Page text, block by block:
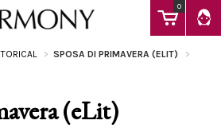
0
SPOSA DI PRIMAVERA (ELIT)
(eLit)